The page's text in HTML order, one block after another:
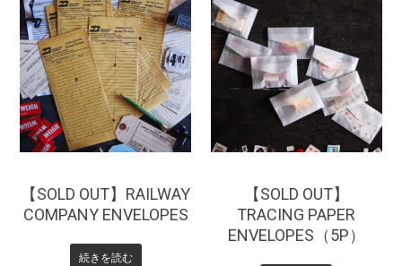
¥330
【SOLD OUT】RAILWAY
COMPANY ENVELOPES
続きを読む
¥220
【SOLD OUT】
TRACING PAPER
ENVELOPES（5P）